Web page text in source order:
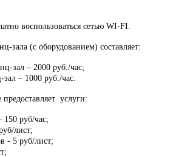
воспользоваться сетью WI-FI.
зала (с оборудованием) составляет:
зал – 2000 руб./час;
– 1000 руб./час.
услуги:
150 руб/час;
лист;
- 5 руб/лист;